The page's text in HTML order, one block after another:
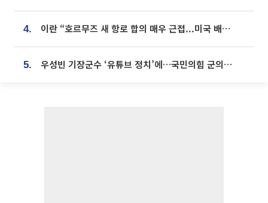
4. 이란 “호르무즈 새 항로 합의 매우 근접...미국 배상 먼저”
5. 우성빈 기장군수 ‘유튜브 정치’에…국민의힘 군의원들 집단 반발